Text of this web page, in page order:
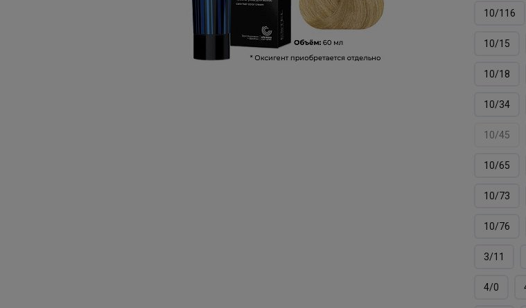
10/116
10/15
10/18
10/34
10/45
10/65
10/73
10/76
3/11
4/0